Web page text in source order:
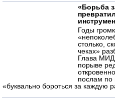
«Борьба
Годы
столько,
чеках»
Глава МИД
порыве
послам по
«буквально бороться за каждую